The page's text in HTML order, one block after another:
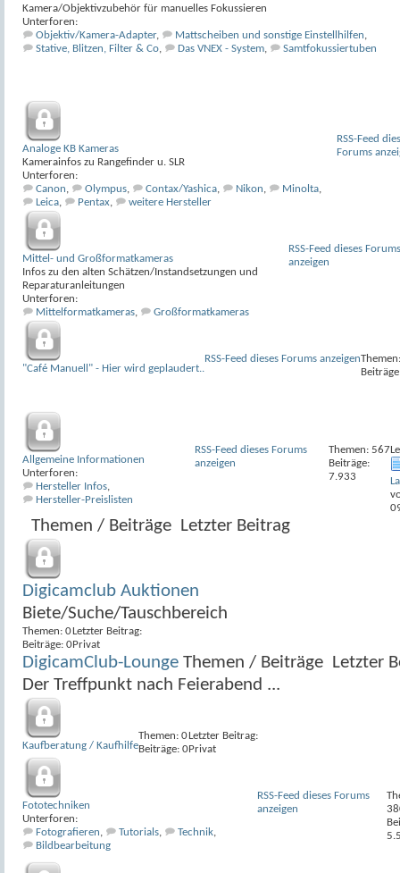
Kamera/Objektivzubehör für manuelles Fokussieren
Unterforen:
Objektiv/Kamera-Adapter, Mattscheiben und sonstige Einstellhilfen,
Stative, Blitzen, Filter & Co, Das VNEX - System, Samtfokussiertuben
Analoge KB Kameras
Kamerainfos zu Rangefinder u. SLR
Unterforen:
Canon, Olympus, Contax/Yashica, Nikon, Minolta,
Leica, Pentax, weitere Hersteller
RSS-Feed
Forums
Mittel- und Großformatkameras
Infos zu den alten Schätzen/Instandsetzungen und
Reparaturanleitungen
Unterforen:
Mittelformatkameras, Großformatkameras
RSS-Feed dieses Forums
anzeigen
"Café Manuell" - Hier wird geplaudert..
RSS-Feed dieses Forums anzeigen
Allgemeine Informationen
Unterforen:
Hersteller Infos,
Hersteller-Preislisten
RSS-Feed dieses Forums
anzeigen
Themen: 567
Beiträge:
7.933
Themen / Beiträge Letzter Beitrag
Digicamclub Auktionen
Biete/Suche/Tauschbereich
Themen: 0
Beiträge: 0
Letzter Beitrag:
Privat
DigicamClub-Lounge Themen / Beiträge
Letzter
Der Treffpunkt nach Feierabend ...
Kaufberatung / Kaufhilfe
Themen: 0
Beiträge: 0
Letzter Beitrag:
Privat
Fototechniken
Unterforen:
Fotografieren, Tutorials, Technik,
Bildbearbeitung
RSS-Feed dieses Forums
anzeigen